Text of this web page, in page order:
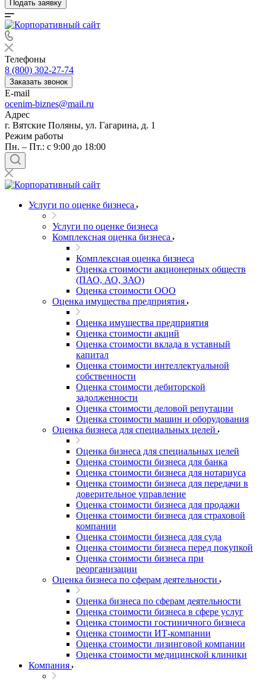
Подать заявку
Телефоны
8 (800) 302-27-74
Заказать звонок
E-mail
ocenim-biznes@mail.ru
Адрес
г. Вятские Поляны, ул. Гагарина, д. 1
Режим работы
Пн. – Пт.: с 9:00 до 18:00
Услуги по оценке бизнеса
Услуги по оценке бизнеса
Комплексная оценка бизнеса
Комплексная оценка бизнеса
Оценка стоимости акционерных обществ
(ПАО, АО, ЗАО)
Оценка стоимости ООО
Оценка имущества предприятия
Оценка имущества предприятия
Оценка стоимости акций
Оценка стоимости вклада в уставный
капитал
Оценка стоимости интеллектуальной
собственности
Оценка стоимости дебиторской
задолженности
Оценка стоимости деловой репутации
Оценка стоимости машин и оборудования
Оценка бизнеса для специальных целей
Оценка бизнеса для специальных целей
Оценка стоимости бизнеса для банка
Оценка стоимости бизнеса для нотариуса
Оценка стоимости бизнеса для передачи в
доверительное управление
Оценка стоимости бизнеса для продажи
Оценка стоимости бизнеса для страховой
компании
Оценка стоимости бизнеса для суда
Оценка стоимости бизнеса перед покупкой
Оценка стоимости бизнеса при
реорганизации
Оценка бизнеса по сферам деятельности
Оценка бизнеса по сферам деятельности
Оценка стоимости бизнеса в сфере услуг
Оценка стоимости гостиничного бизнеса
Оценка стоимости ИТ-компании
Оценка стоимости лизинговой компании
Оценка стоимости медицинской клиники
Компания
Выберите ваш город
Например: Вятские Поляны
Абакан
Абдулино
Абинск
Азов
Аксай
Альметьевск
Березники